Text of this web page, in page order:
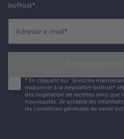
bofrost*.
Adresse e-mail*
* En cliquant sur "Sinscrire
mabonner à la newsletter bofrost*
des inspiration de recettes ainsi que
nouveautés. Je accepte les
les conditions générales de vente